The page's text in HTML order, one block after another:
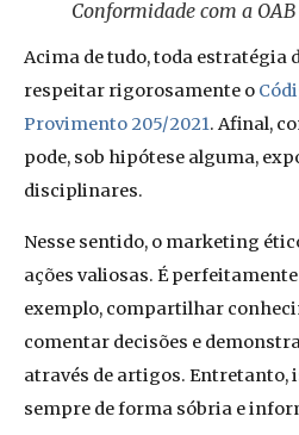
Conformidade com a OAB
Acima de tudo, toda estratégia
respeitar rigorosamente o
Provimento 205/2021. Afinal,
pode, sob hipótese alguma,
disciplinares.
Nesse sentido, o marketing
ações valiosas. É
exemplo, compartilhar
comentar decisões e
através de artigos. Entretanto,
sempre de forma sóbria e